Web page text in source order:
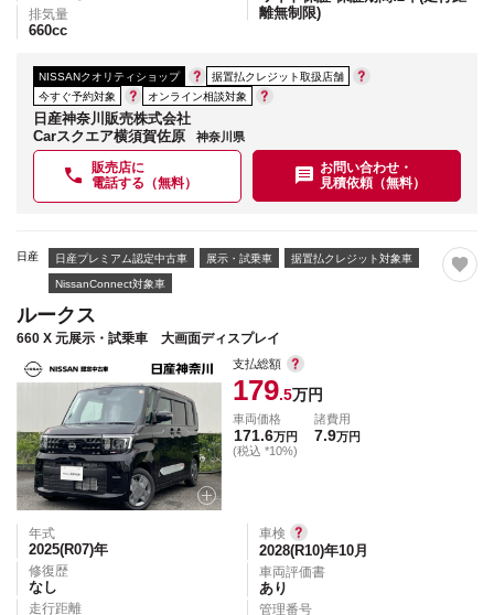
排気量
660cc
離無制限)
NISSANクオリティショップ
据置払クレジット取扱店舗
今すぐ予約対象
オンライン相談対象
日産神奈川販売株式会社
Carスクエア横須賀佐原
神奈川県
販売店に
電話する（無料）
お問い合わせ・
見積依頼（無料）
日産 日産プレミアム認定中古車 展示・試乗車 据置払クレジット対象車
NissanConnect対象車
ルークス
660 X 元展示・試乗車 大画面ディスプレイ
支払総額
179.5万円
車両価格
171.6万円
(税込 *10%)
諸費用
7.9万円
年式
2025(R07)年
修復歴
なし
走行距離
車検
2028(R10)年10月
車両評価書
あり
管理番号